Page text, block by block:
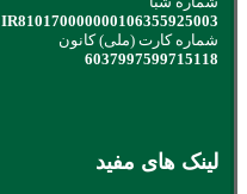
IR810170000000106355925003
شماره کارت (ملی) کانون
6037997599715118
لینک های مفید